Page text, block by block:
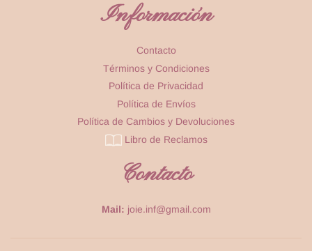
Información
Contacto
Términos y Condiciones
Política de Privacidad
Política de Envíos
Política de Cambios y Devoluciones
Libro de Reclamos
Contacto
Mail: joie.inf@gmail.com